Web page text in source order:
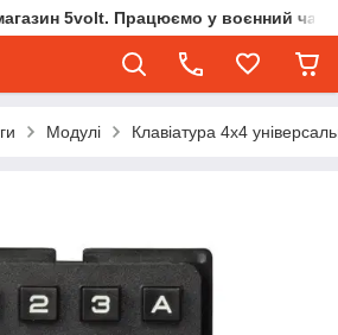
5volt. Працюємо у воєнний
Модулі Клавіатура 4х4